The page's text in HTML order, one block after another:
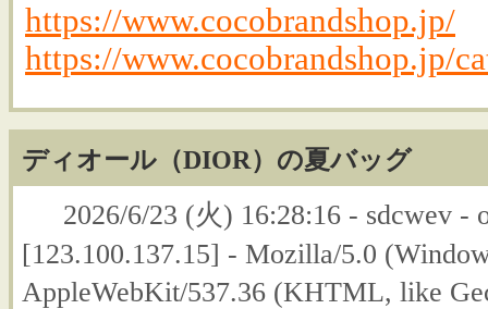
https://www.cocobrandshop.jp/
https://www.cocobrandshop.jp/
ディオール（DIOR）の夏バッグ
2026/6/23 (火) 16:28:16 - sdcwev -
[123.100.137.15] - Mozilla/5.0
AppleWebKit/537.36 (KHTML, like